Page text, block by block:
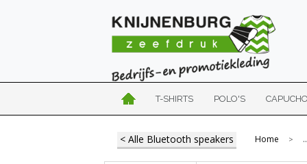
T-SHIRTS POLO'S
< Alle Bluetooth speakers Home >